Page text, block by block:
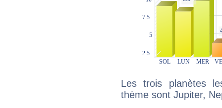
Les trois planètes
thème sont Jupiter,